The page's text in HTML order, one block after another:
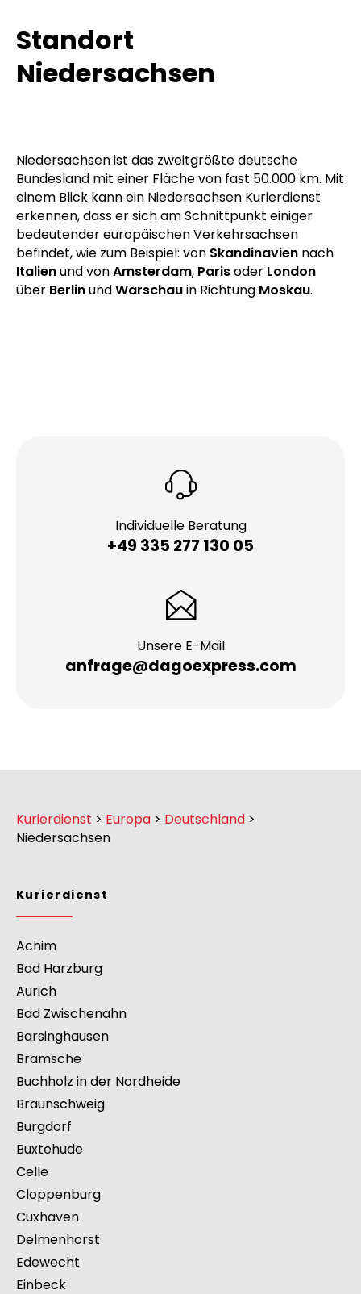
Standort
Niedersachsen
Niedersachsen ist das zweitgrößte deutsche
Bundesland mit einer Fläche von fast 50.000 km. Mit
einem Blick kann ein Niedersachsen Kurierdienst
erkennen, dass er sich am Schnittpunkt einiger
bedeutender europäischen Verkehrsachsen
befindet, wie zum Beispiel: von Skandinavien nach
Italienund vonAmsterdam, Parisoder London
über BerlinundWarschauin Richtung Moskau.
Individuelle Beratung
+49 335 277 130 05
Unsere E-Mail
anfrage@dagoexpress.com
Kurierdienst > Europa > Deutschland >
Niedersachsen
Kurierdienst
Achim
Bad Harzburg
Aurich
Bad Zwischenahn
Barsinghausen
Bramsche
Buchholz in der Nordheide
Braunschweig
Burgdorf
Buxtehude
Celle
Cloppenburg
Cuxhaven
Delmenhorst
Edewecht
Einbeck